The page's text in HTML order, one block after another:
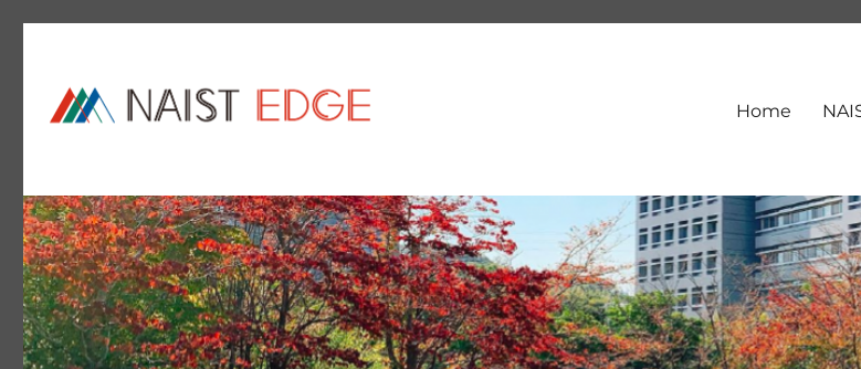
NAIST Edge Home